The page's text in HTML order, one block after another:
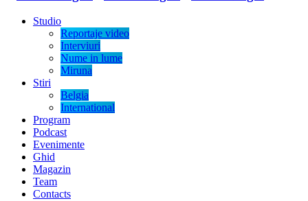
Studio
Reportaje video
Interviuri
Nume in lume
Miruna
Stiri
Belgia
International
Program
Podcast
Evenimente
Ghid
Magazin
Team
Contacts